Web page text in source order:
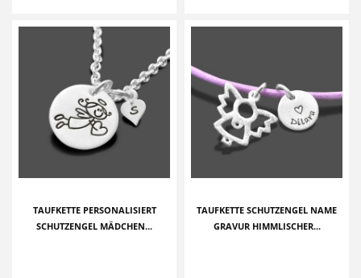
TAUFKETTE PERSONALISIERT
SCHUTZENGEL MÄDCHEN...
TAUFKETTE SCHUTZENGEL NAME
GRAVUR HIMMLISCHER...